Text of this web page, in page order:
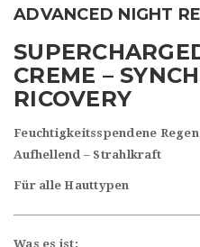
ADVANCED NIGHT
CREME –
RICOVERY
Feuchtigkeitsspendene
Aufhellend – Strahlkraft
Für alle Hauttypen
Was es ist: